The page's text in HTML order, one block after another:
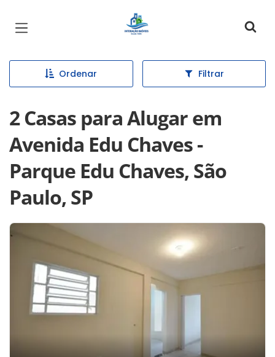
Página inicial
Ordenar Filtrar
2 Casas para Alugar em
Avenida Edu Chaves -
Parque Edu Chaves, São
Paulo, SP